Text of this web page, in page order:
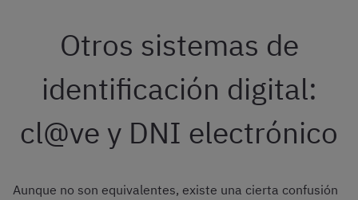
Otros sistemas de
identificación digital:
cl@ve y DNI electrónico
Aunque no son equivalentes, existe una cierta confusión